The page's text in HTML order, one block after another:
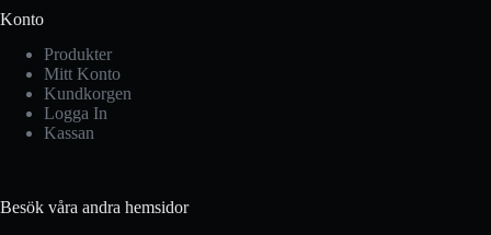
Konto
Produkter
Mitt Konto
Kundkorgen
Logga In
Kassan
Besök våra andra hemsidor